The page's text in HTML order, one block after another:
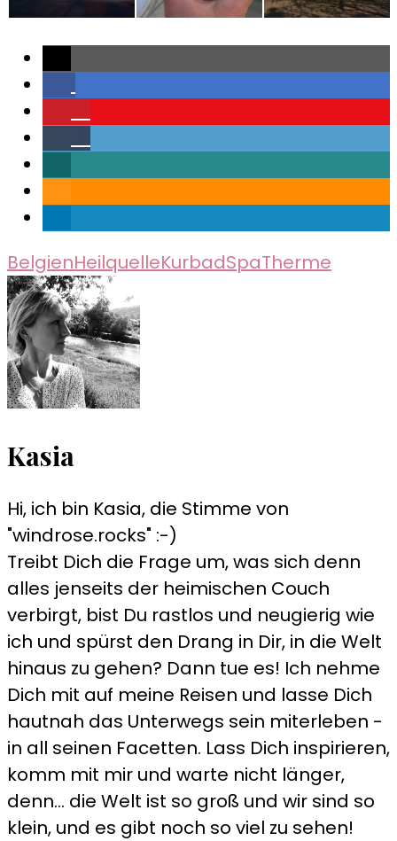
BelgienHeilquelleKurbadSpaTherme
Kasia
Hi, ich bin Kasia, die Stimme von
"windrose.rocks" :-)
Treibt Dich die Frage um, was sich denn
alles jenseits der heimischen Couch
verbirgt, bist Du rastlos und neugierig wie
ich und spürst den Drang in Dir, in die Welt
hinaus zu gehen? Dann tue es! Ich nehme
Dich mit auf meine Reisen und lasse Dich
hautnah das Unterwegs sein miterleben -
in all seinen Facetten. Lass Dich inspirieren,
komm mit mir und warte nicht länger,
denn... die Welt ist so groß und wir sind so
klein, und es gibt noch so viel zu sehen!